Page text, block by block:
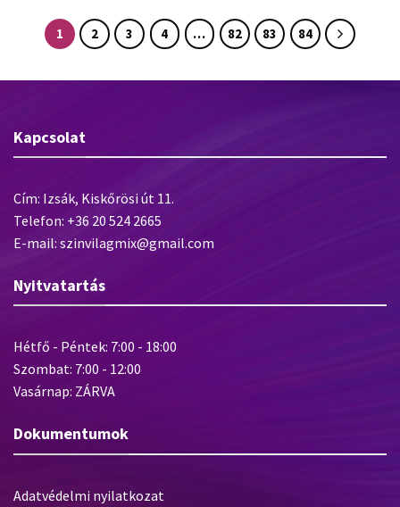
1 2 3 4 … 82 83 84
Kapcsolat
Cím: Izsák, Kiskőrösi út 11.
Telefon: +36 20 524 2665
E-mail: szinvilagmix@gmail.com
Nyitvatartás
Hétfő - Péntek: 7:00 - 18:00
Szombat: 7:00 - 12:00
Vasárnap: ZÁRVA
Dokumentumok
Adatvédelmi nyilatkozat